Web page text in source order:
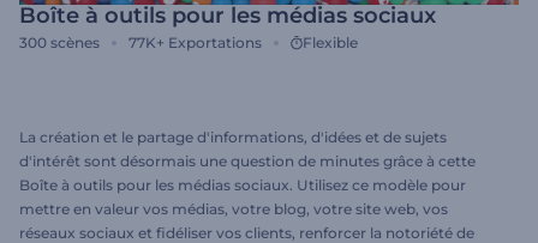
Boîte à outils pour les médias sociaux
300 scènes 77K+ Exportations Flexible
La création et le partage d'informations, d'idées et de sujets
d'intérêt sont désormais une question de minutes grâce à cette
Boîte à outils pour les médias sociaux. Utilisez ce modèle pour
mettre en valeur vos médias, votre blog, votre site web, vos
réseaux sociaux et fidéliser vos clients, renforcer la notoriété de